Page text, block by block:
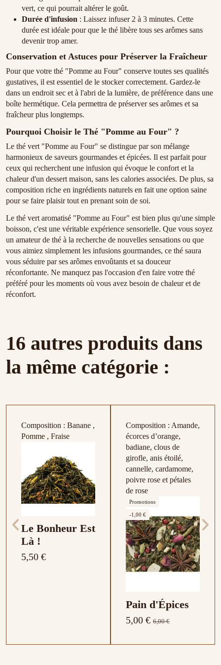
vert, ce qui pourrait altérer le goût.
Durée d'infusion : Laissez infuser 2 à 3 minutes. Cette
durée est idéale pour que le thé libère tous ses arômes sans
devenir trop amer.
Conservation et Astuces pour Préserver la Fraîcheur
Pour que votre thé "Pomme au Four" conserve toutes ses qualités
gustatives, il est essentiel de le stocker correctement. Gardez-le
dans un endroit sec et à l'abri de la lumière, de préférence dans une
boîte hermétique. Cela permettra de préserver ses arômes et sa
fraîcheur plus longtemps.
Pourquoi Choisir le Thé "Pomme au Four" ?
Le thé vert "Pomme au Four" se distingue par son mélange
harmonieux de saveurs gourmandes et épicées. Il est parfait pour
ceux qui recherchent une infusion qui évoque le confort et la
chaleur d'un dessert maison, sans les calories associées. De plus, sa
composition riche en ingrédients naturels en fait une option saine
pour se faire plaisir tout en prenant soin de soi.
Le thé vert aromatisé "Pomme au Four" est bien plus qu'une simple
boisson, c'est une véritable expérience sensorielle. Que vous soyez
un amateur de thé à la recherche de nouvelles sensations ou que
vous aimiez simplement les infusions gourmandes, ce thé saura
vous séduire par ses arômes envoûtants et sa douceur
réconfortante. Ne manquez pas l'occasion d'en faire votre thé
préféré pour les moments où vous avez besoin de chaleur et de
réconfort.
16 autres produits dans
la même catégorie :
Composition : Banane ,
Pomme , Fraise
Le Bonheur Est
Là !
5,50 €
Composition : Amande,
écorces d’orange,
badiane, clous de
girofle, anis étoilé,
cannelle, cardamome,
poivre rose et pétales
de rose
Promotions
-1,00 €
Pain d'Épices
5,00 € 6,00 €